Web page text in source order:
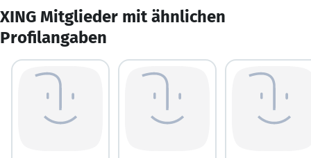
XING Mitglieder mit ähnlichen
Profilangaben